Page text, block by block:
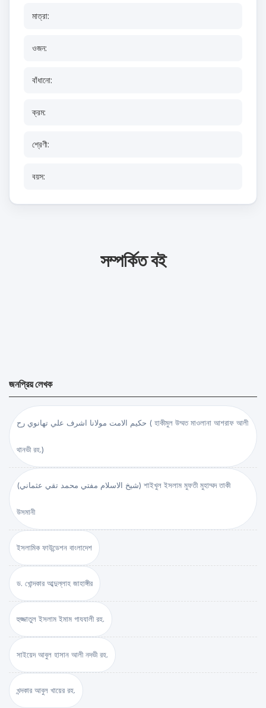
মাত্রা:
ওজন:
বাঁধানো:
ক্রম:
শ্রেণী:
বয়স:
সম্পর্কিত বই
জনপ্রিয় লেখক
حكيم الامت مولانا اشرف علي تهانوي رح ( হাকীমুল উম্মত মাওলানা আশরাফ আলী
থানভী রহ.)
(شيخ الاسلام مفتي محمد تقي عثماني) শাইখুল ইসলাম মুফতী মুহাম্মদ তাকী
উসমানী
ইসলামিক ফাউন্ডেশন বাংলাদেশ
ড. খোন্দকার আব্দুল্লাহ জাহাঙ্গীর
হুজ্জাতুল ইসলাম ইমাম গাযযালী রহ.
সাইয়েদ আবুল হাসান আলী নদভী রহ.
খন্দকার আবুল খায়ের রহ.